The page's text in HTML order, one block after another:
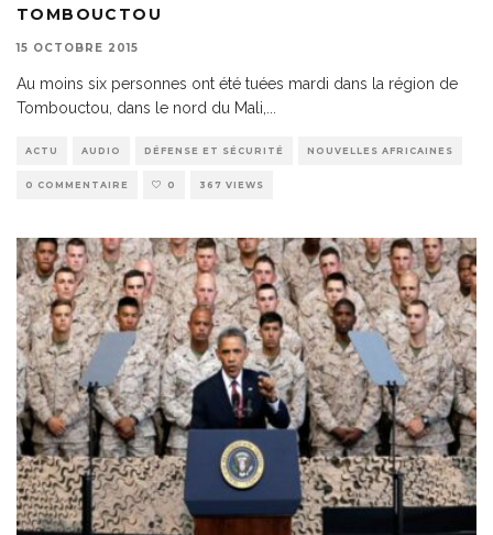
TOMBOUCTOU
15 OCTOBRE 2015
Au moins six personnes ont été tuées mardi dans la région de
Tombouctou, dans le nord du Mali,...
ACTU AUDIO DÉFENSE ET SÉCURITÉ NOUVELLES AFRICAINES
0 COMMENTAIRE 0 367 VIEWS